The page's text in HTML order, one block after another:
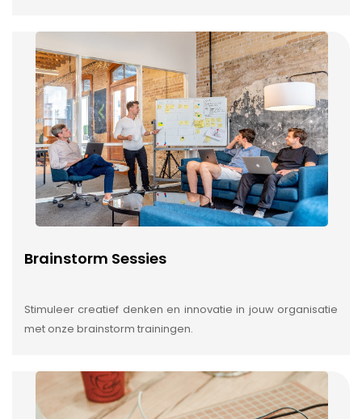
Brainstorm Sessies
Stimuleer creatief denken en innovatie in jouw organisatie
met onze brainstorm trainingen.